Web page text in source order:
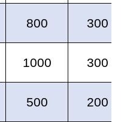
800 300
1000 300
500 200